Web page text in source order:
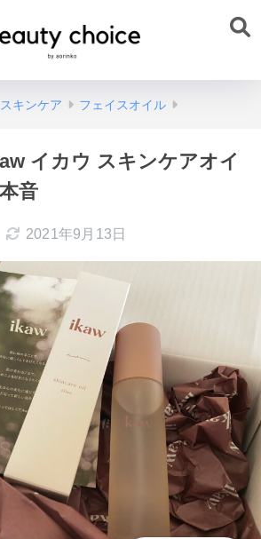
スキンケア フェイスオイル
イカウ スキンケアオイ
音
2021年9月13日